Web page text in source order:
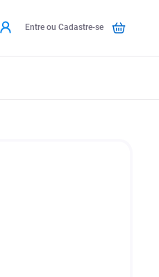
Entre ou Cadastre-se